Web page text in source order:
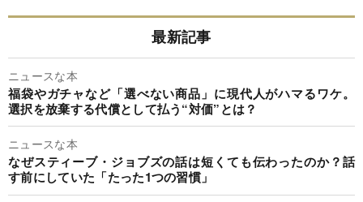
最新記事
ニュースな本
福袋やガチャなど「選べない商品」に現代人がハマるワケ。
選択を放棄する代償として払う“対価”とは？
ニュースな本
なぜスティーブ・ジョブズの話は短くても伝わったのか？話
す前にしていた「たった1つの習慣」